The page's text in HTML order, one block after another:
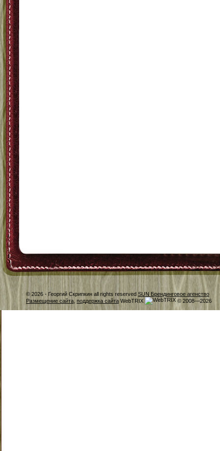
© 2026 - Георгий Скрипкин all rights reserved SUN Брендинговое агенство
Размещение сайта, поддержка сайта WebTRIX © 2008—2026